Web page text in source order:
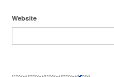
Website